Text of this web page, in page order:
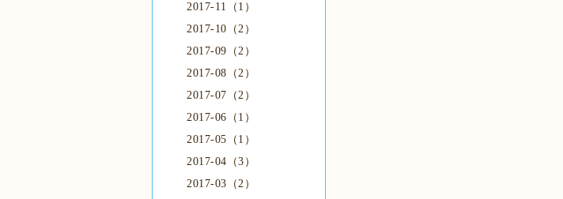
2017-11（1）
2017-10（2）
2017-09（2）
2017-08（2）
2017-07（2）
2017-06（1）
2017-05（1）
2017-04（3）
2017-03（2）